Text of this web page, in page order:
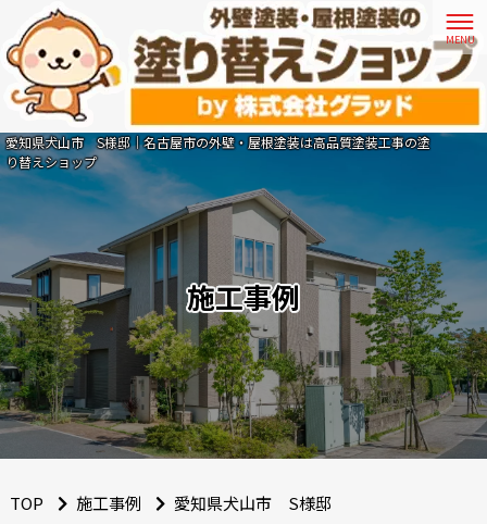
愛知県犬山市 S様邸｜名古屋市の外壁・屋根塗装は高品質塗装工事の塗
り替えショップ
施工事例
TOP 施工事例 愛知県犬山市 S様邸